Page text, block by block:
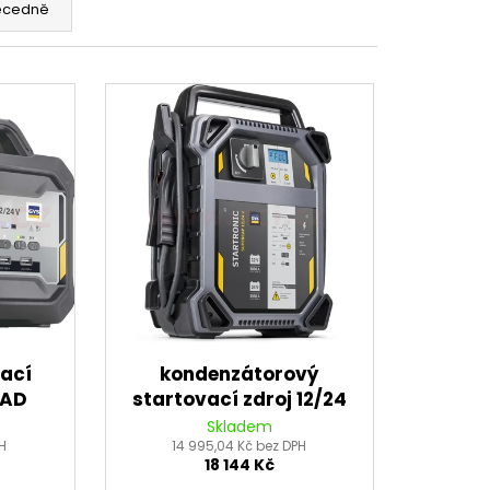
kondenzátorový
startovací zdroj 12/24
V, GYS STARTRONIC
SUPERCAP
Skladem
14 995,04 Kč bez DPH
18 144 Kč
TŘMENU